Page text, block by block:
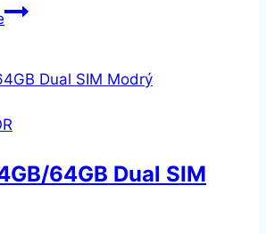
Honor
32
Dual
Gold 64GB Dual SIM